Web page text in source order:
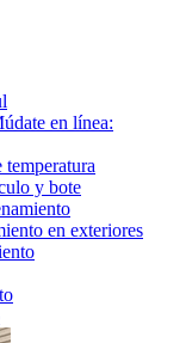
en línea:
y bote
en exteriores